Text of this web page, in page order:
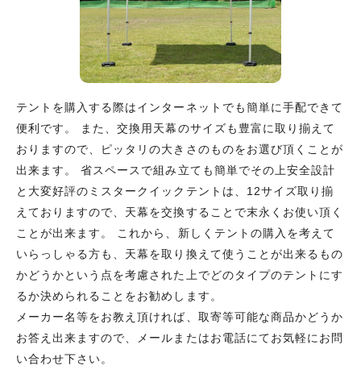
テントを購入する際はインターネットでも簡単に手配できて
便利です。 また、交換用天幕のサイズも豊富に取り揃えて
おりますので、ピッタリの大きさのものをお選び頂くことが
出来ます。 省スペースで組み立ても簡単でその上安全設計
と大変好評のミスタークイックテントは、12サイズ取り揃
えておりますので、天幕を交換することで末永くお使い頂く
ことが出来ます。 これから、新しくテントの購入を考えて
いらっしゃる方も、天幕を取り換えて使うことが出来るもの
かどうかという点を考慮された上でどのタイプのテントにす
るか決められることをお勧めします。
メーカー名等をお教え頂ければ、取寄等可能な商品かどうか
お答え出来ますので、メールまたはお電話にてお気軽にお問
い合わせ下さい。